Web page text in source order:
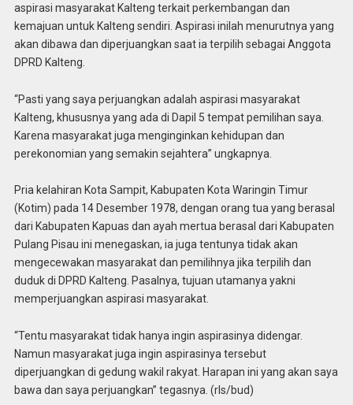
aspirasi masyarakat Kalteng terkait perkembangan dan
kemajuan untuk Kalteng sendiri. Aspirasi inilah menurutnya yang
akan dibawa dan diperjuangkan saat ia terpilih sebagai Anggota
DPRD Kalteng.
“Pasti yang saya perjuangkan adalah aspirasi masyarakat
Kalteng, khususnya yang ada di Dapil 5 tempat pemilihan saya.
Karena masyarakat juga menginginkan kehidupan dan
perekonomian yang semakin sejahtera” ungkapnya.
Pria kelahiran Kota Sampit, Kabupaten Kota Waringin Timur
(Kotim) pada 14 Desember 1978, dengan orang tua yang berasal
dari Kabupaten Kapuas dan ayah mertua berasal dari Kabupaten
Pulang Pisau ini menegaskan, ia juga tentunya tidak akan
mengecewakan masyarakat dan pemilihnya jika terpilih dan
duduk di DPRD Kalteng. Pasalnya, tujuan utamanya yakni
memperjuangkan aspirasi masyarakat.
“Tentu masyarakat tidak hanya ingin aspirasinya didengar.
Namun masyarakat juga ingin aspirasinya tersebut
diperjuangkan di gedung wakil rakyat. Harapan ini yang akan saya
bawa dan saya perjuangkan” tegasnya. (rls/bud)